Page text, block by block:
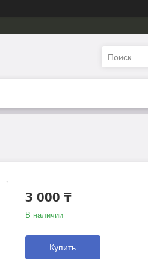
3 000 ₸
В наличии
Купить